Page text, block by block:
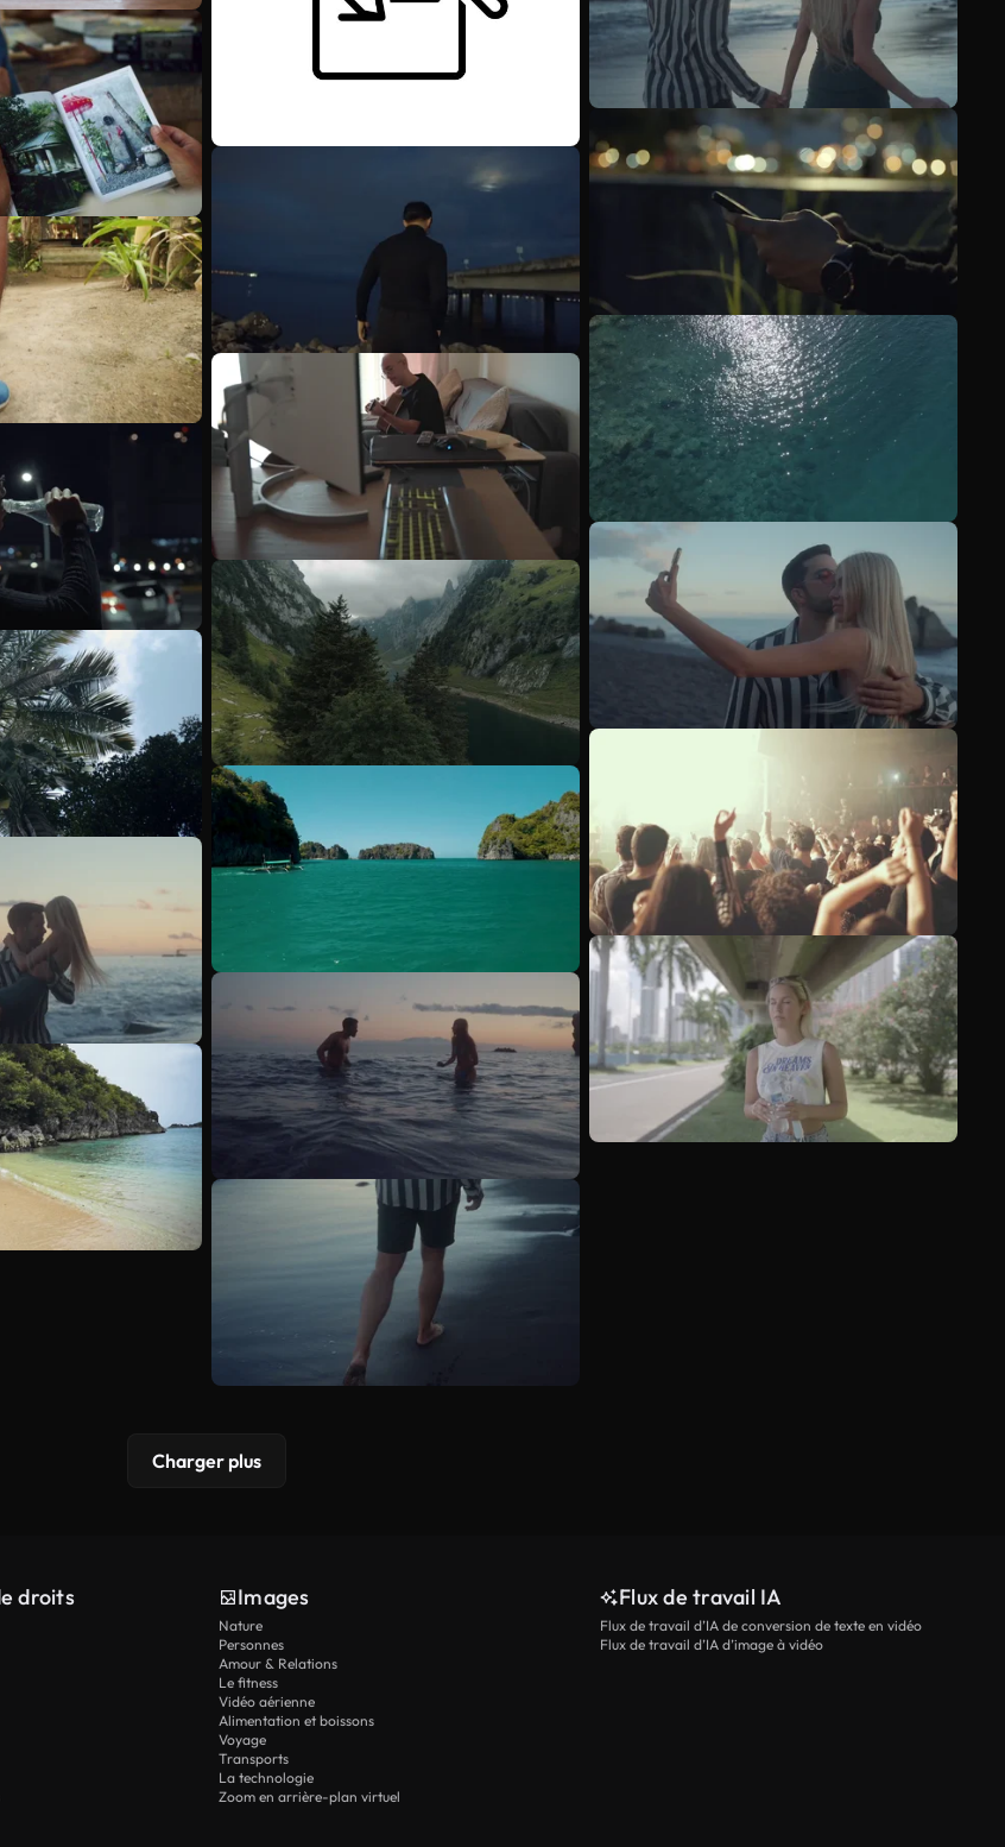
Charger plus
droits Images
Nature
Personnes
Amour & Relations
Le fitness
Vidéo aérienne
Alimentation et boissons
Voyage
Transports
La technologie
Zoom en arrière-plan virtuel
Flux de travail IA
Flux de travail d’IA de conversion de texte en vidéo
Flux de travail d’IA d’image à vidéo